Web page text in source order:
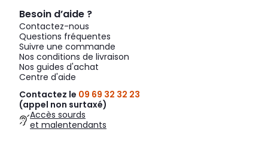
Besoin d’aide ?
Contactez-nous
Questions fréquentes
Suivre une commande
Nos conditions de livraison
Nos guides d'achat
Centre d'aide
Contactez le 09 69 32 32 23
(appel non surtaxé)
Accès sourds
et malentendants